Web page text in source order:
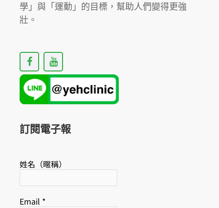
學」與「運動」的目標，幫助人們變得更強
壯。
F
a
c
e
b
o
k
Y
o
u
t
u
b
訂閱電子報
姓名（暱稱）
Email *